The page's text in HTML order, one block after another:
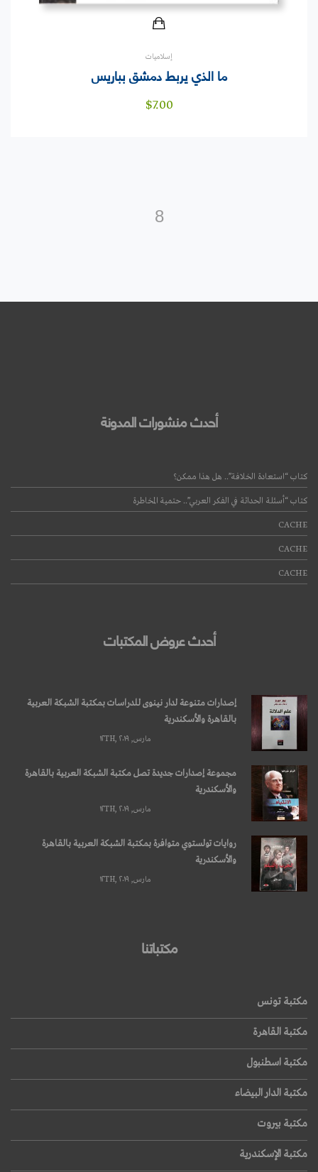
إسلاميات
ما الذي يربط دمشق بباريس
$7.00
أحدث منشورات المدونة
كتاب “استعادة الخلافة”.. هل هذا ممكن؟
كتاب “أسئلة الحداثة في الفكر العربي”.. حتمية المخاطرة
CACHE
CACHE
CACHE
أحدث عروض المكتبات
إصدارات متنوعة لدار نينوى للدراسات بمكتبة الشبكة العربية
بالقاهرة والأسكندرية
مارس, ۱۲TH, ۲۰۱۹
مجموعة إصدارات جديدة تصل مكتبة الشبكة العربية بالقاهرة
والأسكندرية
مارس, ۱۲TH, ۲۰۱۹
روايات تولستوي متوافرة بمكتبة الشبكة العربية بالقاهرة
والأسكندرية
مارس, ۱۲TH, ۲۰۱۹
مكتباتنا
مكتبة تونس
مكتبة القاهرة
مكتبة اسطنبول
مكتبة الدار البيضاء
مكتبة بيروت
مكتبة الإسكندرية